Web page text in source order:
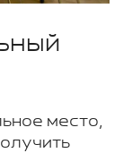
место,